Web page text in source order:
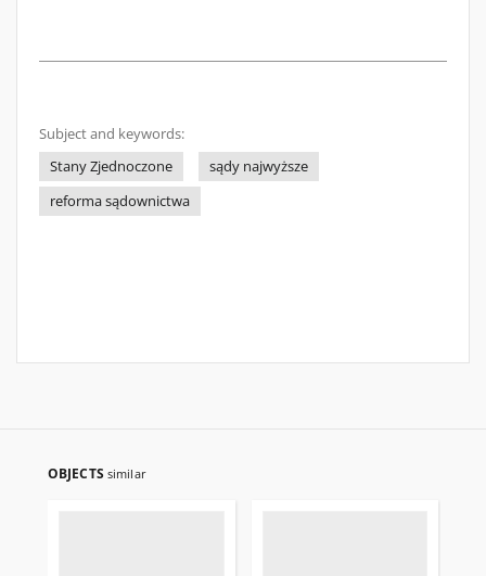
Subject and keywords:
Stany Zjednoczone
sądy najwyższe
reforma sądownictwa
OBJECTS similar